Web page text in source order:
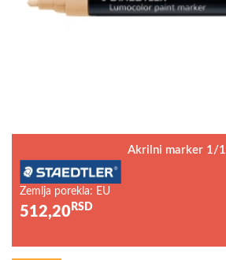
Akrilni marker 1/1
Zemlja porekla: EU
512,20 RSD